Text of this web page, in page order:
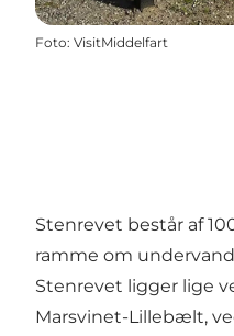
Foto: VisitMiddelfart
Stenrevet består af
ramme om
Stenrevet ligger lige
Marsvinet-Lillebælt,